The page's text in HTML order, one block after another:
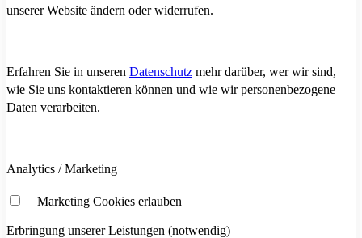
unserer Website ändern oder widerrufen.
Erfahren Sie in unseren Datenschutz mehr darüber, wer wir sind,
wie Sie uns kontaktieren können und wie wir personenbezogene
Daten verarbeiten.
Analytics / Marketing
Marketing Cookies erlauben
Erbringung unserer Leistungen (notwendig)